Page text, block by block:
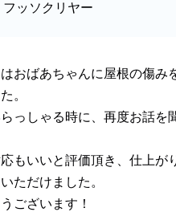
ッソクリヤー
おばあちゃんに屋根の傷み
。
っしゃる時に、再度お話を
もいいと評価頂き、仕上が
ただけました。
ございます！